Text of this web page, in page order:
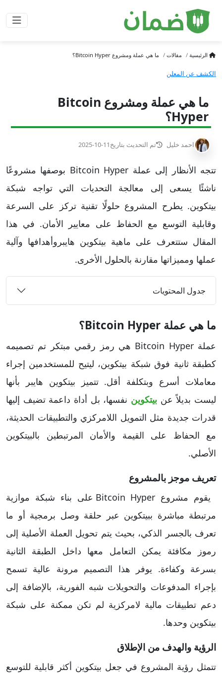
الرئيسية مقالات ما هي عملة ومشروع Bitcoin Hyper؟
الكشف عن المعلن
ما هي عملة ومشروع Bitcoin
Hyper؟
احمد خليل تم التحديث بتاريخ2025-10-11
تتجه الأنظار إلى عملة Bitcoin Hyper بوصفها مشروعًا
ناشئًا يسعى إلى معالجة التحديات التي تواجه شبكة
بيتكوين. يطرح المشروع حلولًا تقنية تركز على السرعة
وقابلية التوسع مع الحفاظ على معايير الأمان. في هذا
المقال ستتعرف على ماهية بيتكوين هايبروأهدافها وآلية
عملها ومميزاتها مقارنة بالحلول الأخرى.
جدول المحتويات
ما هي عملة Bitcoin Hyper؟
عملة Bitcoin Hyper هي رمز رقمي مبتكر تم تصميمه
كطبقة ثانية فوق شبكة بيتكوين، ليتيح للمستخدمين إجراء
معاملات أسرع وبتكلفة أقل. تتميز بيتكوين هايبر بأنها
ليست بديلاً عن بيتكوين نفسها، بل أداة داعمة تضيف إليها
قدرات جديدة مثل التمويل اللامركزي والتطبيقات الحديثة،
مع الحفاظ على القيمة والأمان المرتبطين بالبيتكوين
الأصلي.
تعريف موجز بالمشروع
يقوم مشروع Bitcoin Hyper على بناء شبكة موازية
مرتبطة مباشرة ببيتكوين عبر حلقة وصل برمجية أو ما
تعرف بالجسر الذكي، بحيث يتم تحويل العملة الأصلية إلى
رموز مكافئة يمكن التعامل معها داخل الطبقة الثانية
بسرعة وكفاءة. يوفر هذا التصميم مرونة عالية تسمح
بإجراء المدفوعات والتحويلات شبه الفورية، بالإضافة إلى
دعم تطبيقات مالية لامركزية لم تكن ممكنة على شبكة
بيتكوين وحدها.
الرؤية والهدف من الإطلاق
تتمثل رؤية المشروع في جعل بيتكوين أكثر قابلية للتوسع